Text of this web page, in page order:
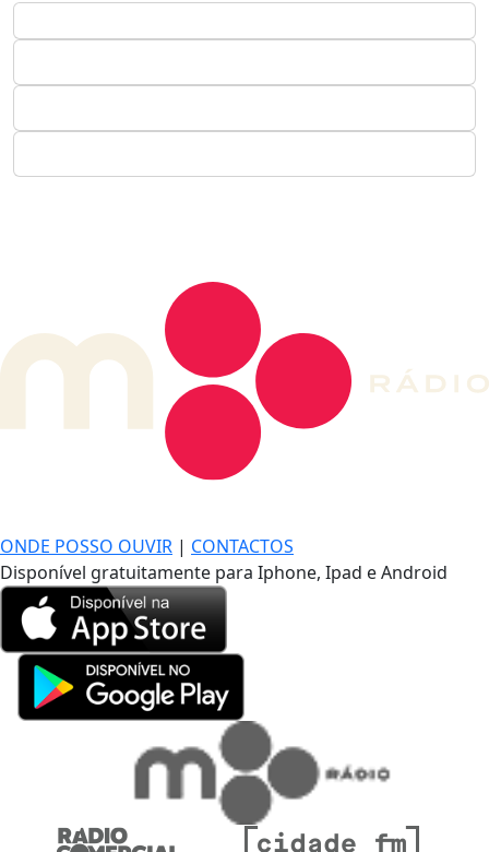
ONDE POSSO OUVIR | CONTACTOS
Disponível gratuitamente para Iphone, Ipad e Android